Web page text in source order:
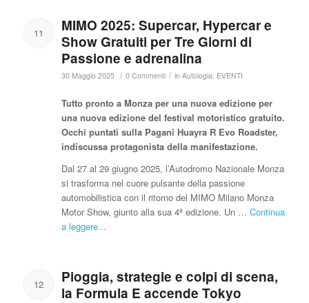
11
MIMO 2025: Supercar, Hypercar e
Show Gratuiti per Tre Giorni di
Passione e adrenalina
30 Maggio 2025 / 0 Commenti / in Autologia EVENTI
Tutto pronto a Monza per una nuova edizione per
una nuova edizione del festival motoristico gratuito.
Occhi puntati sulla Pagani Huayra R Evo Roadster,
indiscussa protagonista della manifestazione.
Dal 27 al 29 giugno 2025, l’Autodromo Nazionale Monza
si trasforma nel cuore pulsante della passione
automobilistica con il ritorno del MIMO Milano Monza
Motor Show, giunto alla sua 4ª edizione. Un … Continua
a leggere...
12
Pioggia, strategie e colpi di scena,
la Formula E accende Tokyo